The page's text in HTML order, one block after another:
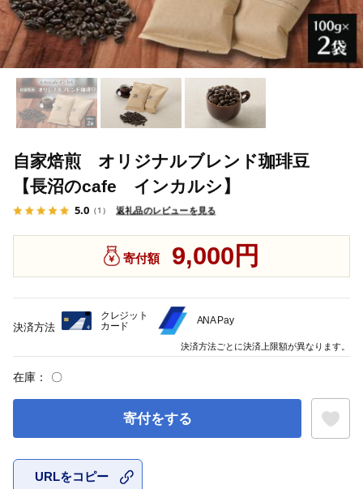
自家焙煎 オリジナルブレンド珈琲豆
【長沼のcafe インカルシ】
5.0 （1） 返礼品のレビューを見る
寄付額 9,000円
在庫： 〇
寄付をする
URLをコピー
決済方法
クレジット
カード
ANA Pay
決済方法ごとに決済上限額が異なります。